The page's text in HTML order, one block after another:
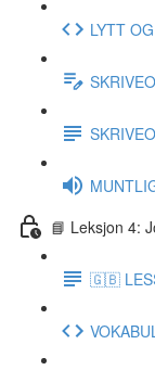
LYTT
📘 Leksjon 4:
🇬🇧